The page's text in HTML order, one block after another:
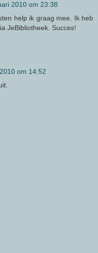
2010 om 23:38
help ik graag mee. Ik heb
JeBibliotheek. Succes!
om 14:52